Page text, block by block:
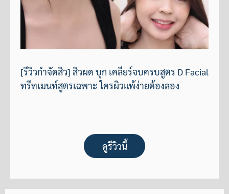
[รีวิวกำจัดสิว] สิวผด บุก เคลียร์จบครบสูตร D Facial
ทรีทเมนท์สูตรเฉพาะ ใครผิวแพ้ง่ายต้องลอง
ดูรีวิวนี้